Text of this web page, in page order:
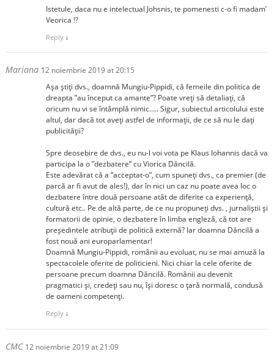
Istetule, daca nu e intelectual Johsnis, te pomenesti c-o fi madam’
Veorica !?
Reply ↓
Mariana 12 noiembrie 2019 at 20:15
Așa știți dvs., doamnă Mungiu-Pippidi, că femeile din politica de
dreapta ”au început ca amante”? Poate vreți să detaliați, că
oricum nu vi se întâmplă nimic….. Sigur, subiectul articolului este
altul, dar dacă tot aveți astfel de informații, de ce să nu le dați
publicității?
Spre deosebire de dvs., eu nu-l voi vota pe Klaus Iohannis dacă va
participa la o ”dezbatere” cu Viorica Dăncilă.
Este adevărat că a ”acceptat-o”, cum spuneți dvs., ca premier (de
parcă ar fi avut de ales!), dar în nici un caz nu poate avea loc o
dezbatere între două persoane atât de diferite ca experiență,
cultură etc.. Pe de altă parte, de ce nu propuneți dvs. , jurnaliștii și
formatorii de opinie, o dezbatere în limba engleză, că tot are
președintele atribuții de politică externă? Iar doamna Dăncilă a
fost nouă ani europarlamentar!
Doamnă Mungiu-Pippidi, românii au evoluat, nu se mai amuză la
spectacolele oferite de politicieni. Nici chiar la cele oferite de
persoane precum doamna Dăncilă. Românii au devenit
pragmatici și, credeți sau nu, își doresc o țară normală, condusă
de oameni competenți.
Reply ↓
CMC 12 noiembrie 2019 at 21:09